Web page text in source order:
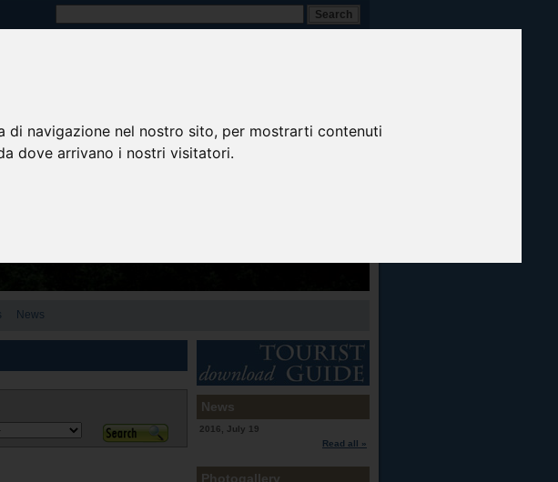
di navigazione nel nostro sito, per mostrarti contenuti
dove arrivano i nostri visitatori.
News
News
2016, July 19
Read all »
Photogallery